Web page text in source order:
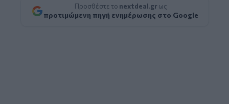
Προσθέστε το nextdeal.gr ως
προτιμώμενη πηγή ενημέρωσης στο Google